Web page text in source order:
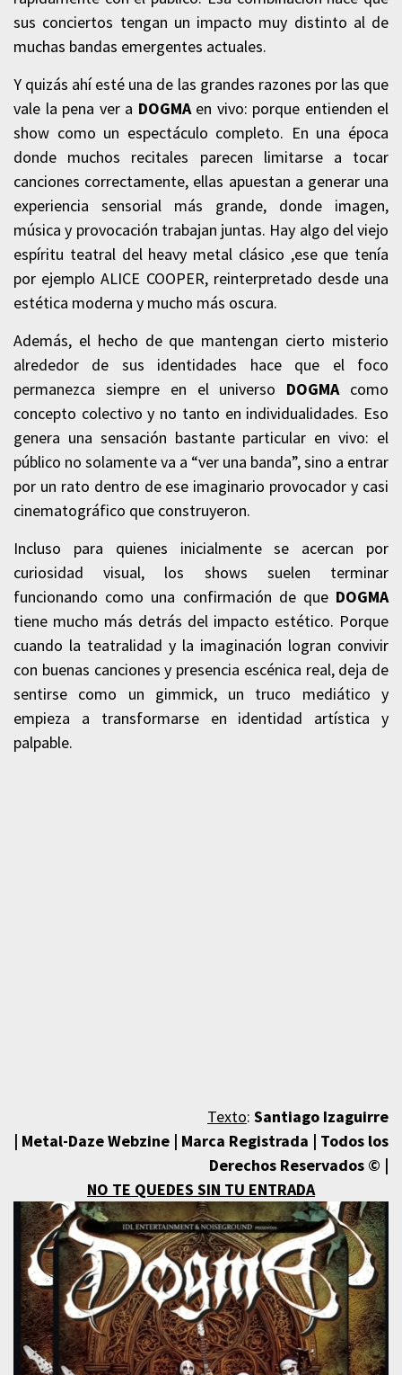
sus conciertos tengan un impacto muy distinto al de
muchas bandas emergentes actuales.
Y quizás ahí esté una de las grandes razones por las que
vale la pena ver a DOGMAen vivo: porque entienden el
show como un espectáculo completo. En una época
donde muchos recitales parecen limitarse a tocar
canciones correctamente, ellas apuestan a generar una
experiencia sensorial más grande, donde imagen,
música y provocación trabajan juntas. Hay algo del viejo
espíritu teatral del heavy metal clásico ,ese que tenía
por ejemplo ALICE COOPER, reinterpretado desde una
estética moderna y mucho más oscura.
Además, el hecho de que mantengan cierto misterio
alrededor de sus identidades hace que el foco
permanezca siempre en el universo DOGMAcomo
concepto colectivo y no tanto en individualidades. Eso
genera una sensación bastante particular en vivo: el
público no solamente va a “ver una banda”, sino a entrar
por un rato dentro de ese imaginario provocador y casi
cinematográfico que construyeron.
Incluso para quienes inicialmente se acercan por
curiosidad visual, los shows suelen terminar
funcionando como una confirmación de que DOGMA
tiene mucho más detrás del impacto estético. Porque
cuando la teatralidad y la imaginación logran convivir
con buenas canciones y presencia escénica real, deja de
sentirse como un gimmick, un truco mediático y
empieza a transformarse en identidad artística y
palpable.
Texto: Santiago Izaguirre
| Metal-Daze Webzine | Marca Registrada | Todos los
Derechos Reservados © |
NO TE QUEDES SIN TU ENTRADA